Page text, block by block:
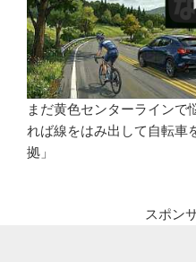
まだ黄色センターラインで
れば線をはみ出して自転車
拠」
スポン